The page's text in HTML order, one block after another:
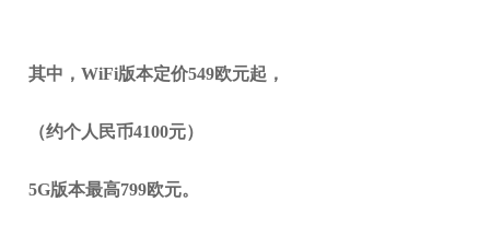
其中，WiFi版本定价549欧元起，
（约个人民币4100元）
5G版本最高799欧元。